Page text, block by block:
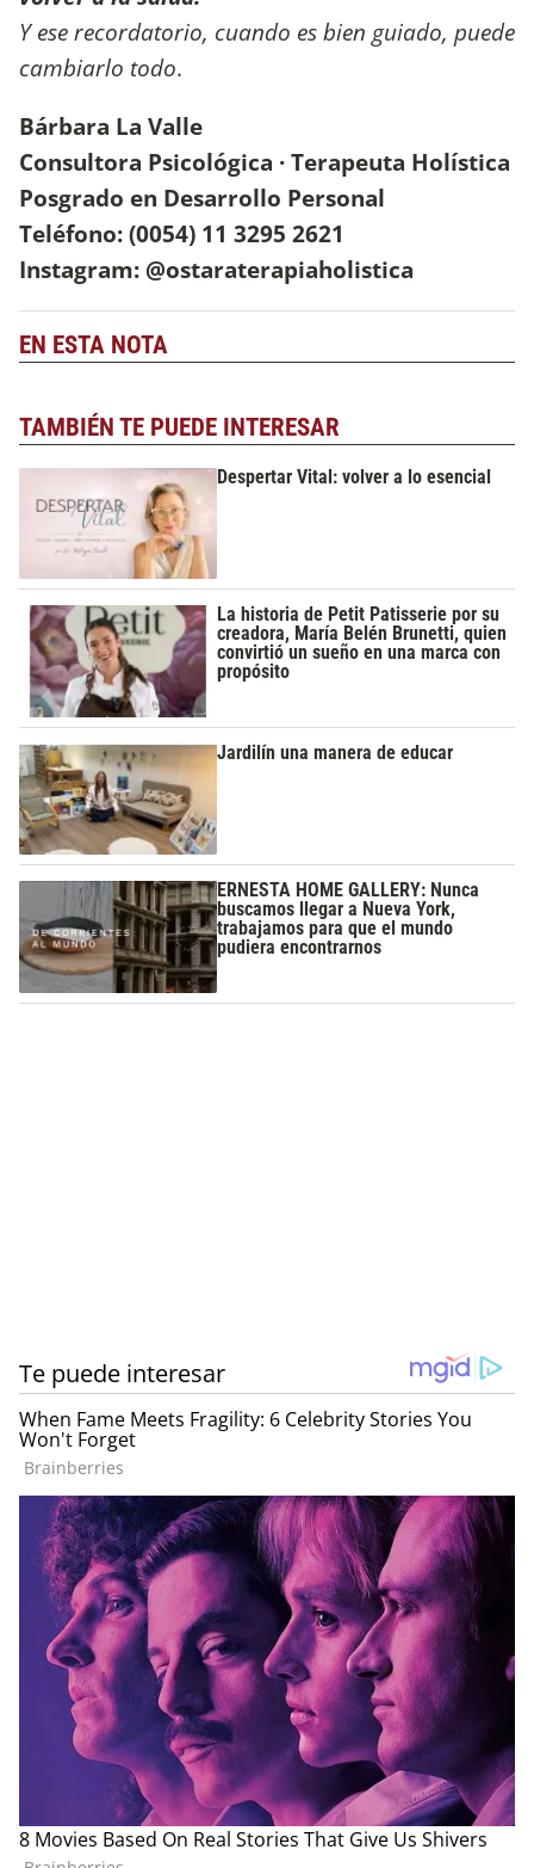
Y ese recordatorio, cuando es bien guiado, puede
cambiarlo todo.
Bárbara La Valle
Consultora Psicológica · Terapeuta Holística
Posgrado en Desarrollo Personal
Teléfono: (0054) 11 3295 2621
Instagram: @ostaraterapiaholistica
EN ESTA NOTA
TAMBIÉN TE PUEDE INTERESAR
Despertar Vital: volver a lo esencial
La historia de Petit Patisserie por su
creadora, María Belén Brunetti, quien
convirtió un sueño en una marca con
propósito
Jardilín una manera de educar
ERNESTA HOME GALLERY: Nunca
buscamos llegar a Nueva York,
trabajamos para que el mundo
pudiera encontrarnos